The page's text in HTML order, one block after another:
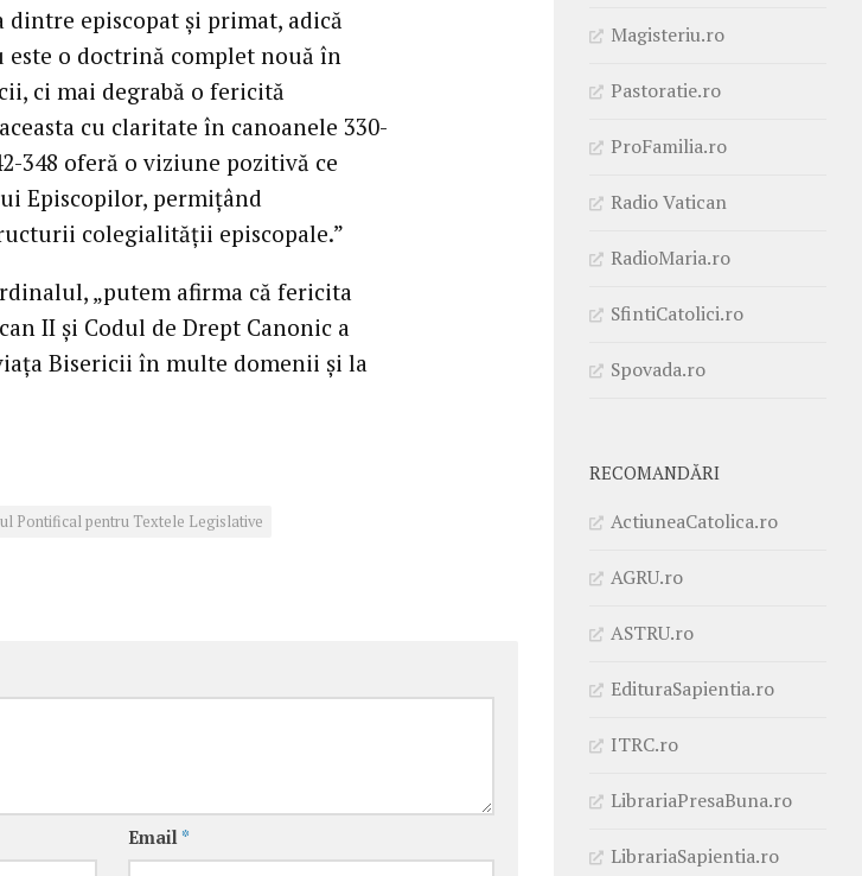
episcopat şi primat, adică
este o doctrină complet nouă în
ci mai degrabă o fericită
cu claritate în canoanele 330-
348 oferă o viziune pozitivă ce
Episcopilor, permiţând
colegialităţii episcopale.”
„putem afirma că fericita
II şi Codul de Drept Canonic a
Bisericii în multe domenii şi la
Pontifical pentru Textele Legislative
Email *
Magisteriu.ro
Pastoratie.ro
ProFamilia.ro
Radio Vatican
RadioMaria.ro
SfintiCatolici.ro
Spovada.ro
RECOMANDĂRI
ActiuneaCatolica.ro
AGRU.ro
ASTRU.ro
EdituraSapientia.ro
ITRC.ro
LibrariaPresaBuna.ro
LibrariaSapientia.ro